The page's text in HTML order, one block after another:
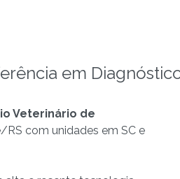
em
Veterinário de
RS com unidades em SC e